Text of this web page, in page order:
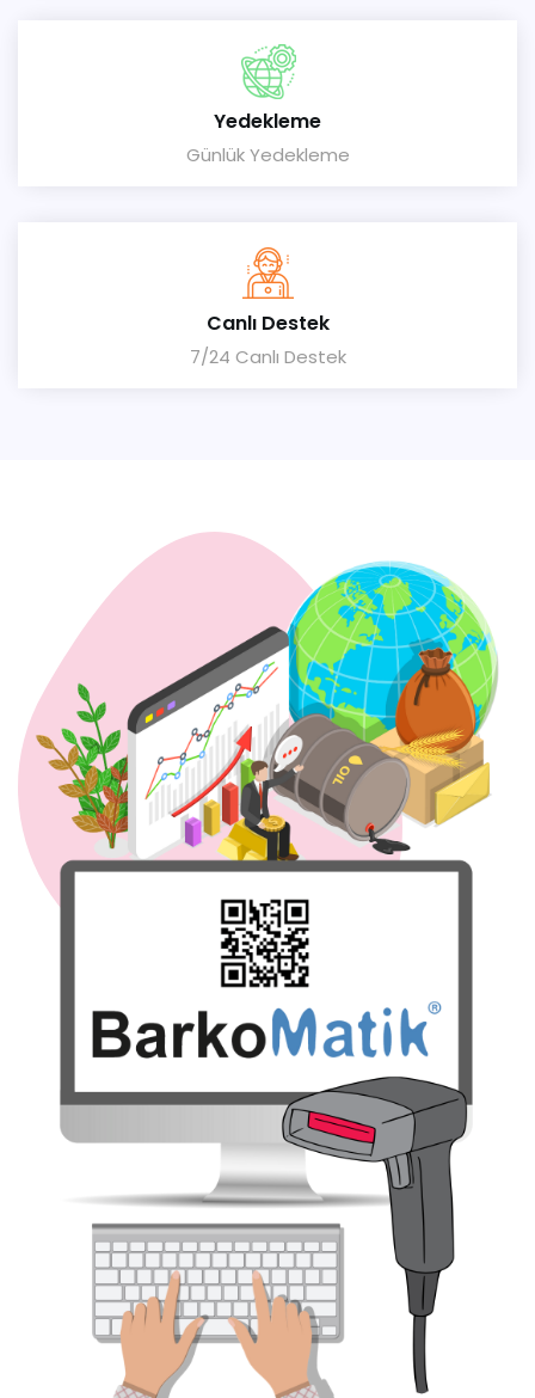
Yedekleme
Günlük Yedekleme
Canlı Destek
7/24 Canlı Destek